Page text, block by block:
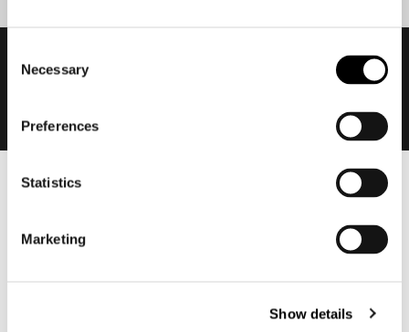
Selection
Necessary
Preferences
Statistics
Marketing
Show details
Motorjas heren